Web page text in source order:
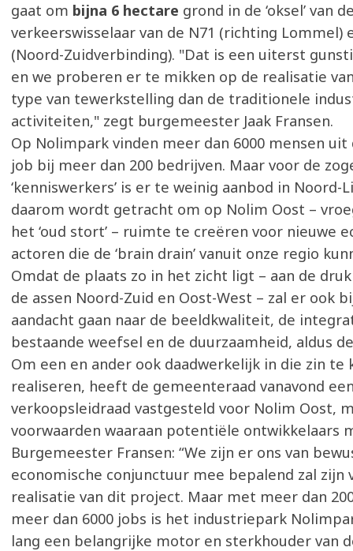
gaat om bijna 6 hectare grond in de ‘oksel’ van
verkeerswisselaar van de N71 (richting Lommel)
(Noord-Zuidverbinding). "Dat is een uiterst
en we proberen er te mikken op de realisatie
type van tewerkstelling dan de traditionele
activiteiten," zegt burgemeester Jaak Fransen.
Op Nolimpark vinden meer dan 6000 mensen
job bij meer dan 200 bedrijven. Maar voor de
‘kenniswerkers’ is er te weinig aanbod in Noord-
daarom wordt getracht om op Nolim Oost –
het ‘oud stort’ – ruimte te creëren voor nieuwe
actoren die de ‘brain drain’ vanuit onze regio
Omdat de plaats zo in het zicht ligt – aan de
de assen Noord-Zuid en Oost-West – zal er ook
aandacht gaan naar de beeldkwaliteit, de
bestaande weefsel en de duurzaamheid, aldus
Om een en ander ook daadwerkelijk in die zin te
realiseren, heeft de gemeenteraad vanavond
verkoopsleidraad vastgesteld voor Nolim Oost,
voorwaarden waaraan potentiële ontwikkelaars
Burgemeester Fransen: “We zijn er ons van
economische conjunctuur mee bepalend zal zijn
realisatie van dit project. Maar met meer dan
meer dan 6000 jobs is het industriepark
lang een belangrijke motor en sterkhouder van